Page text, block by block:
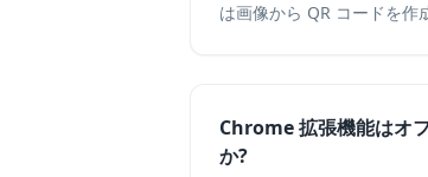
は画像から QR コードを作
Chrome 拡張機能はオ
か?